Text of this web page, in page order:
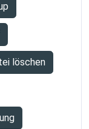
löschen